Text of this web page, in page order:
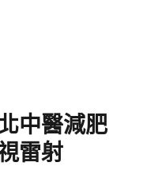
中醫減肥
雷射